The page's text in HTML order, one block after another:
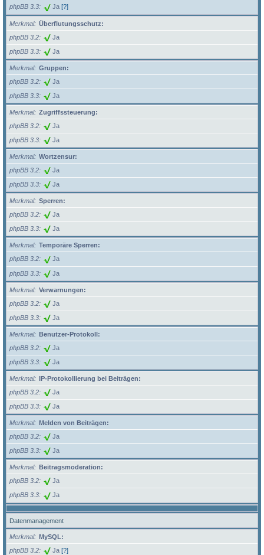
phpBB 3.3 Ja [?]
Merkmal
Überflutungsschutz:
phpBB 3.2
Ja
phpBB 3.3 Ja
Merkmal
Gruppen:
phpBB 3.2
Ja
phpBB 3.3 Ja
Merkmal
Zugriffssteuerung:
phpBB 3.2
Ja
phpBB 3.3 Ja
Merkmal
Wortzensur:
phpBB 3.2
Ja
phpBB 3.3 Ja
Merkmal
Sperren:
phpBB 3.2
Ja
phpBB 3.3 Ja
Merkmal
Temporäre Sperren:
phpBB 3.2
Ja
phpBB 3.3 Ja
Merkmal
Verwarnungen:
phpBB 3.2
Ja
phpBB 3.3 Ja
Merkmal
Benutzer-Protokoll:
phpBB 3.2
Ja
phpBB 3.3 Ja
Merkmal
IP-Protokollierung bei Beiträgen:
phpBB 3.2
Ja
phpBB 3.3 Ja
Merkmal
Melden von Beiträgen:
phpBB 3.2
Ja
phpBB 3.3 Ja
Merkmal
Beitragsmoderation:
phpBB 3.2
Ja
phpBB 3.3 Ja
Datenmanagement
Merkmal
MySQL:
phpBB 3.2
Ja [?]